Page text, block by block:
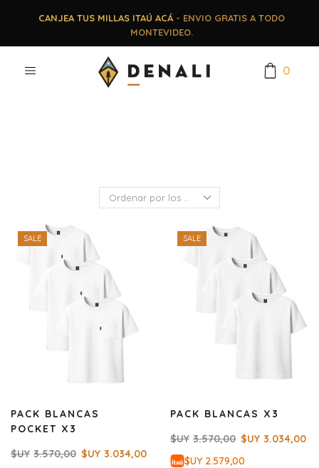
CANJEA TUS MILLAS ITAÚ ACÁ- ENVIO GRATIS A TODO
MONTEVIDEO.
0
SALE
PACK BLANCAS
POCKET X3
$UY 3.570,00 $UY 3.034,00
SALE
PACK BLANCAS X3
$UY 3.570,00 $UY 3.034,00
$UY 2.579,00